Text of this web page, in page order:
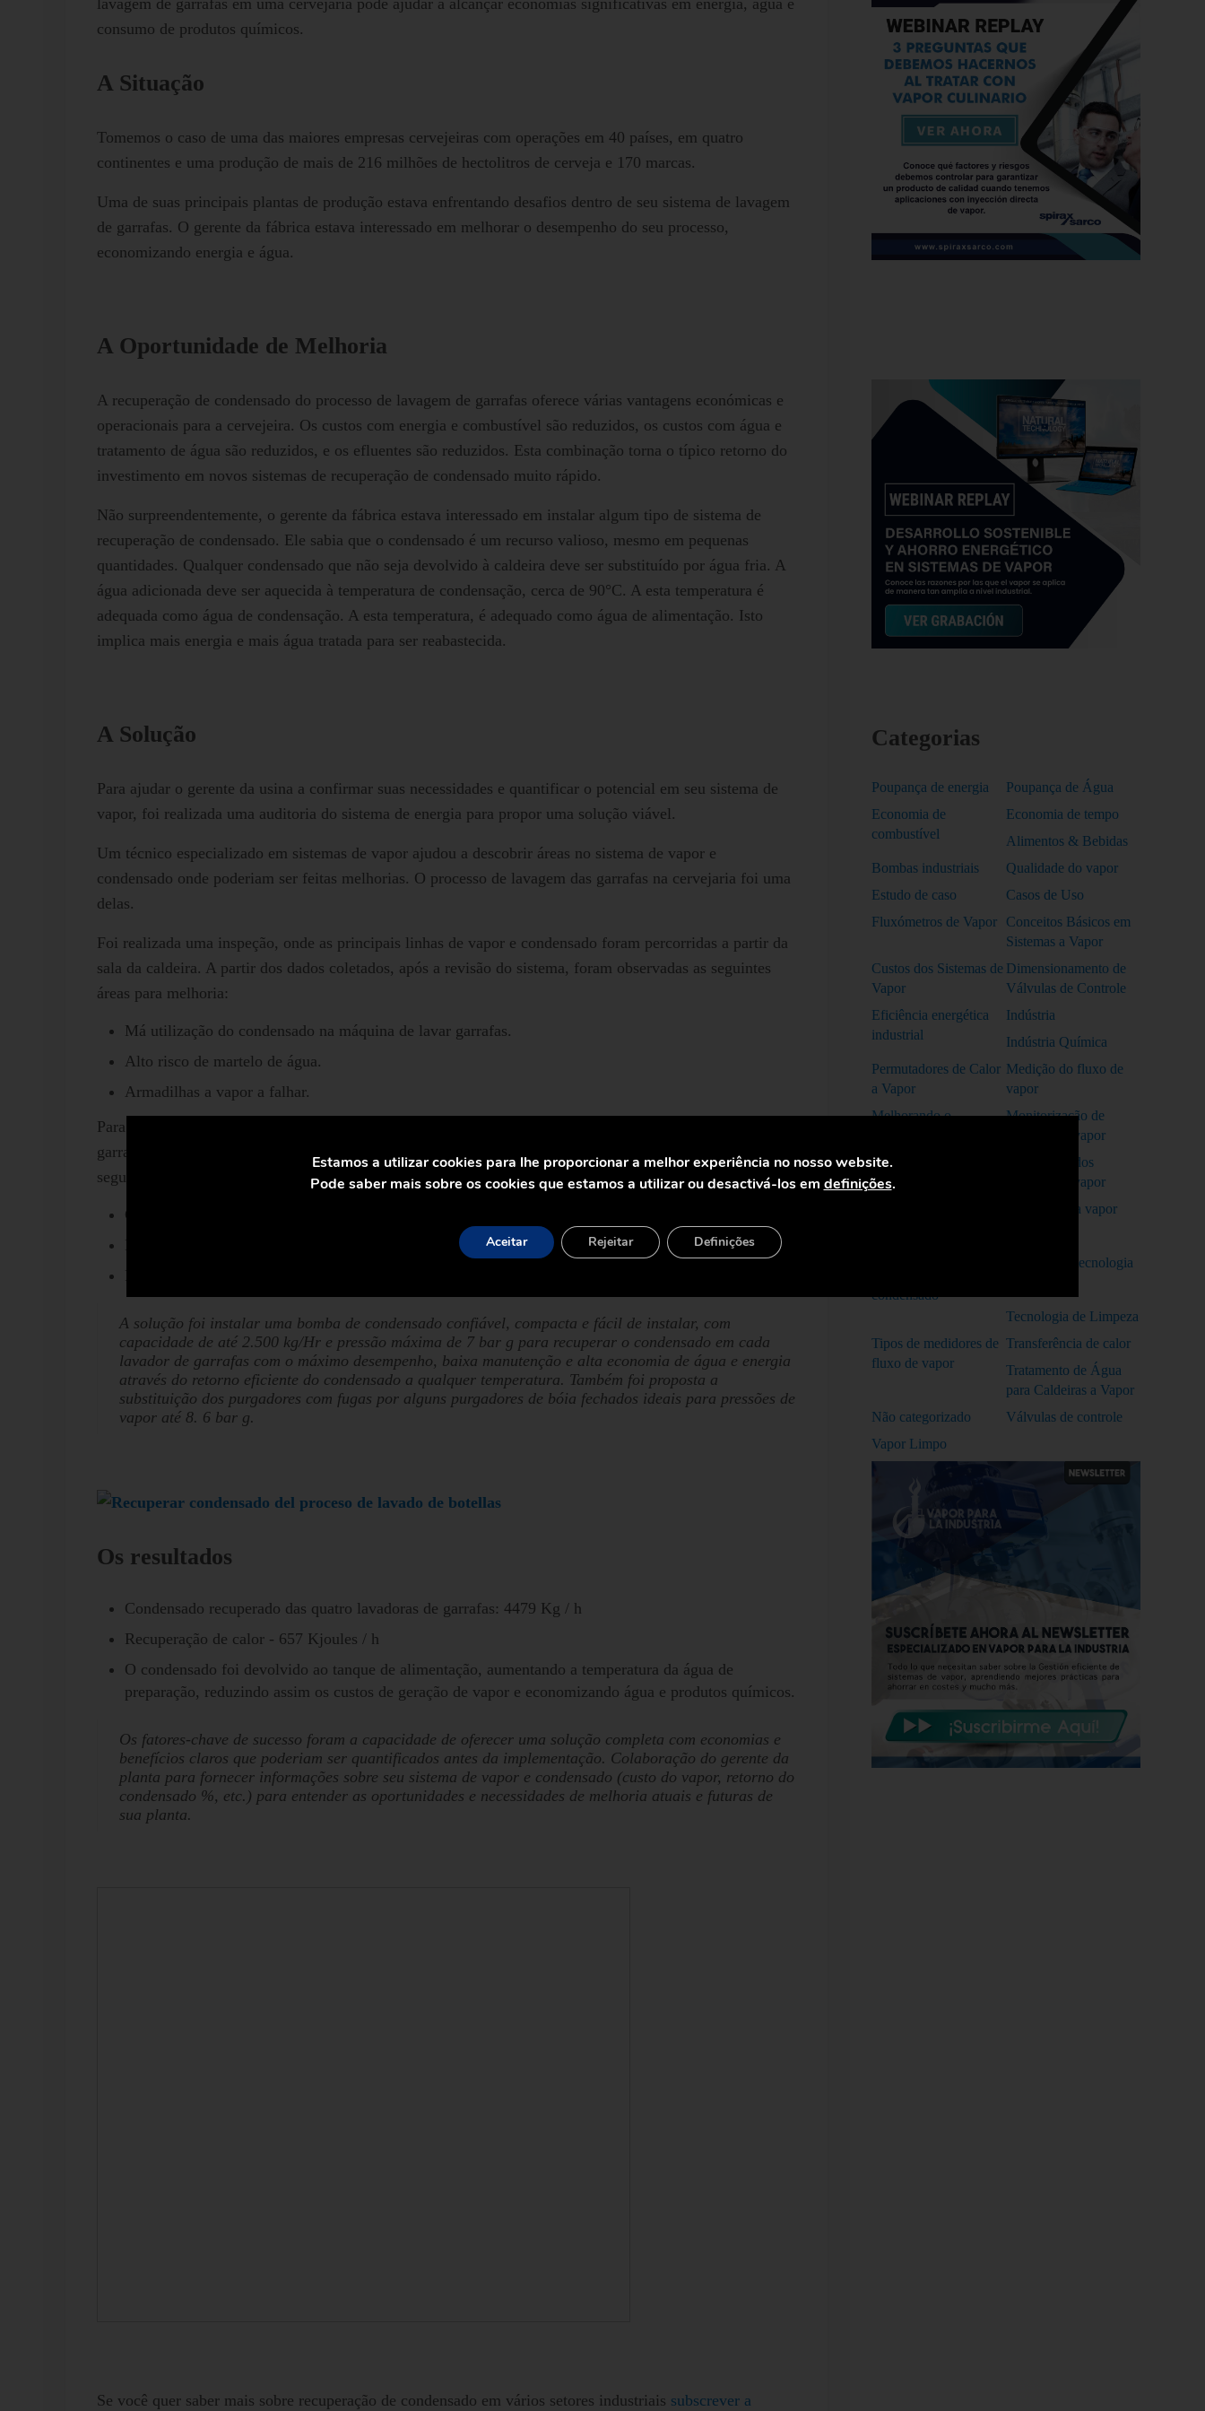
consumo de produtos químicos.
A Situação
Tomemos o caso de uma das maiores empresas cervejeiras com operações em 40 países, em quatro
continentes e uma produção de mais de 216 milhões de hectolitros de cerveja e 170 marcas.
Uma de suas principais plantas de produção estava enfrentando desafios dentro de seu sistema de lavagem
de garrafas. O gerente da fábrica estava interessado em melhorar o desempenho do seu processo,
economizando energia e água.
A Oportunidade de Melhoria
A recuperação de condensado do processo de lavagem de garrafas oferece várias vantagens económicas e
operacionais para a cervejeira. Os custos com energia e combustível são reduzidos, os custos com água e
tratamento de água são reduzidos, e os efluentes são reduzidos. Esta combinação torna o típico retorno do
investimento em novos sistemas de recuperação de condensado muito rápido.
Não surpreendentemente, o gerente da fábrica estava interessado em instalar algum tipo de sistema de
recuperação de condensado. Ele sabia que o condensado é um recurso valioso, mesmo em pequenas
quantidades. Qualquer condensado que não seja devolvido à caldeira deve ser substituído por água fria. A
água adicionada deve ser aquecida à temperatura de condensação, cerca de 90°C. A esta temperatura é
adequada como água de condensação. A esta temperatura, é adequado como água de alimentação. Isto
implica mais energia e mais água tratada para ser reabastecida.
A Solução
Para ajudar o gerente da usina a confirmar suas necessidades e quantificar o potencial em seu sistema de
vapor, foi realizada uma auditoria do sistema de energia para propor uma solução viável.
Um técnico especializado em sistemas de vapor ajudou a descobrir áreas no sistema de vapor e
condensado onde poderiam ser feitas melhorias. O processo de lavagem das garrafas na cervejaria foi uma
delas.
Foi realizada uma inspeção, onde as principais linhas de vapor e condensado foram percorridas a partir da
sala da caldeira. A partir dos dados coletados, após a revisão do sistema, foram observadas as seguintes
áreas para melhoria:
Má utilização do condensado na máquina de lavar garrafas.
Alto risco de martelo de água.
Armadilhas a vapor a falhar.
Para apoiar o gerente da fábrica com a solução certa, eles deram uma boa olhada nas 4 lavadoras de
garrafas da fábrica. Após a revisão de cada lavagem de garrafas, eles foram capazes de identificar o
seguinte:
Consumo de vapor: Cada um foi diferente e variou entre 852 Kg / h - 1.613 Kg / h.
A solução foi instalar uma bomba de condensado confiável, compacta e fácil de instalar, com
capacidade de até 2.500 kg/Hr e pressão máxima de 7 bar g para recuperar o condensado em cada
lavador de garrafas com o máximo desempenho, baixa manutenção e alta economia de água e energia
através do retorno eficiente do condensado a qualquer temperatura. Também foi proposta a
substituição dos purgadores com fugas por alguns purgadores de bóia fechados ideais para pressões de
vapor até 8. 6 bar g.
Os resultados
Condensado recuperado das quatro lavadoras de garrafas: 4479 Kg / h
Recuperação de calor - 657 Kjoules / h
O condensado foi devolvido ao tanque de alimentação, aumentando a temperatura da água de
preparação, reduzindo assim os custos de geração de vapor e economizando água e produtos químicos.
Os fatores-chave de sucesso foram a capacidade de oferecer uma solução completa com economias e
benefícios claros que poderiam ser quantificados antes da implementação. Colaboração do gerente da
planta para fornecer informações sobre seu sistema de vapor e condensado (custo do vapor, retorno do
condensado %, etc.) para entender as oportunidades e necessidades de melhoria atuais e futuras de
sua planta.
Se você quer saber mais sobre recuperação de condensado em vários setores industriais subscrever a
Categorias
Poupança de energia
Poupança de Água
Economia de
combustível
Economia de tempo
Alimentos & Bebidas
Bombas industriais
Qualidade do vapor
Estudo de caso
Casos de Uso
Fluxómetros de Vapor
Conceitos Básicos em
Sistemas a Vapor
Custos dos Sistemas de
Vapor
Dimensionamento de
Válvulas de Controle
Eficiência energética
industrial
Indústria
Indústria Química
Permutadores de Calor
a Vapor
Medição do fluxo de
vapor
Melhorando o
sistemas a vapor
Monitorização de
sistemas de vapor
Otimização dos
sistemas de vapor
Armadilhas a vapor
condensado
Saúde e Biotecnologia
Tecnologia de Limpeza
Tipos de medidores de
fluxo de vapor
Transferência de calor
Tratamento de Água
para Caldeiras a Vapor
Não categorizado
Válvulas de controle
Vapor Limpo
Estamos a utilizar cookies para lhe proporcionar a melhor experiência no nosso website.
Pode saber mais sobre os cookies que estamos a utilizar ou desactivá-los em definições.
Aceitar Rejeitar Definições